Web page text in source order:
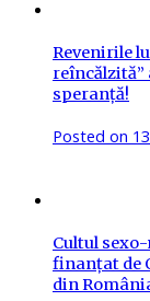
Revenirile
reîncălzită”
speranță!
Posted on
Cultul
finanțat de
din